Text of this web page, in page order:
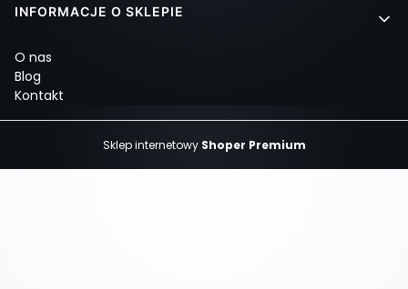
INFORMACJE O SKLEPIE
O nas
Blog
Kontakt
Sklep internetowy Shoper Premium